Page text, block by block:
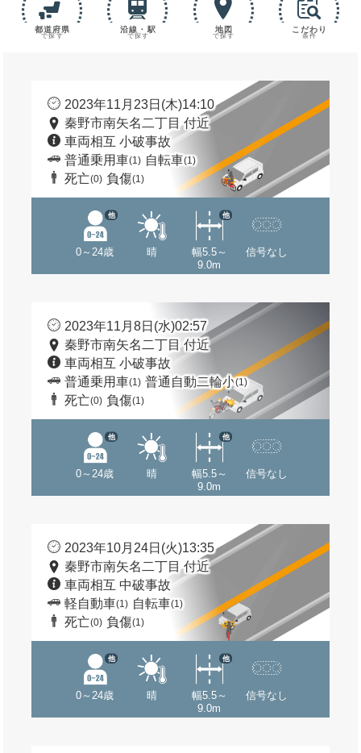
都道府県
で探す
沿線・駅
で探す
地図
で探す
こだわり
条件
2023年11月23日(木)14:10
秦野市南矢名二丁目 付近
車両相互 小破事故
普通乗用車(1) 自転車(1)
死亡(0) 負傷(1)
0～24歳
他
晴
幅5.5～
9.0m
他
信号なし
2023年11月8日(水)02:57
秦野市南矢名二丁目 付近
車両相互 小破事故
普通乗用車(1) 普通自動二輪小(1)
死亡(0) 負傷(1)
0～24歳
他
晴
幅5.5～
9.0m
他
信号なし
2023年10月24日(火)13:35
秦野市南矢名二丁目 付近
車両相互 中破事故
軽自動車(1) 自転車(1)
死亡(0) 負傷(1)
0～24歳
他
晴
幅5.5～
9.0m
他
信号なし